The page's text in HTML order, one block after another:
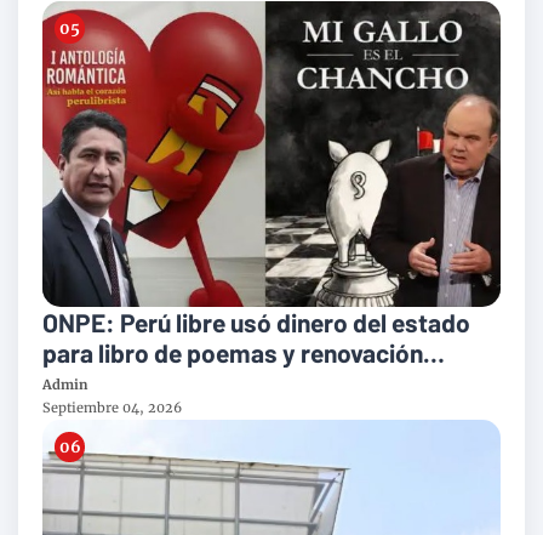
ONPE: Perú libre usó dinero del estado
para libro de poemas y renovación
popular en biografía de López Aliaga
Admin
Septiembre 04, 2026